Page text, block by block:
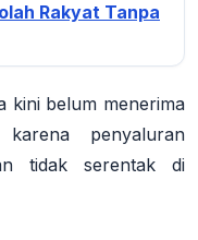
Rakyat Tanpa
kini belum menerima
penyaluran
tidak serentak di